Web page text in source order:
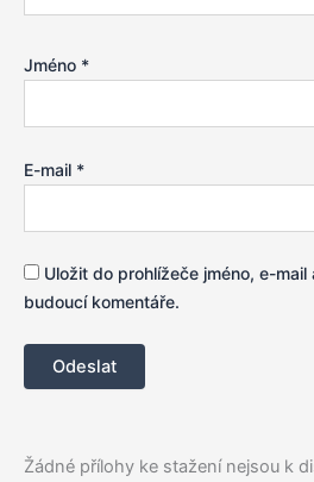
Jméno *
E-mail *
Uložit do prohlížeče jméno, e-
budoucí komentáře.
Žádné přílohy ke stažení nejsou k